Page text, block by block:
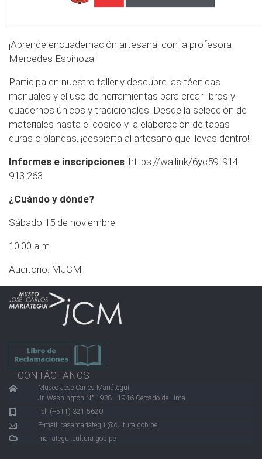
¡Aprende encuadernación artesanal con la profesora
Mercedes Espinoza!
Participa en nuestro taller y descubre las técnicas
manuales y el uso de herramientas para crear libros y
cuadernos únicos y tradicionales. Desde la selección de
materiales hasta el cosido y la elaboración de tapas
duras o blandas, ¡despierta al artesano que llevas dentro!
Informes e inscripciones: https://wa.link/6yc59l 914
913 263
¿Cuándo y dónde?
Sábado 15 de noviembre
10:00 a.m.
Auditorio: MJCM
CONTÁCTANOS
Museo José Carlos Mariátegui
Jr. Washington N° 1938 - 1946 Cercado de Lima
Tel. (+511) 321 5620
E-mail: casamariategui@cultura.gob.pe
mariategui.cultura.gob.pe